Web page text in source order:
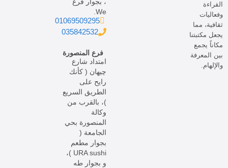
القراءة
وفعاليات
ثقافية، مما
يجعل مكتبتنا
مكاناً يجمع
بين المعرفة
والإلهام.
We.
01069509295
035842532
فرع المنصورة
امتداد شارع
چيهان ( كأنك
رايح على
الطريق السريع
)، بالقرب من
وكالة
المنصورة بحي
الجامعة (
بجوار مطعم
URA sushi )،
و بجوار طه